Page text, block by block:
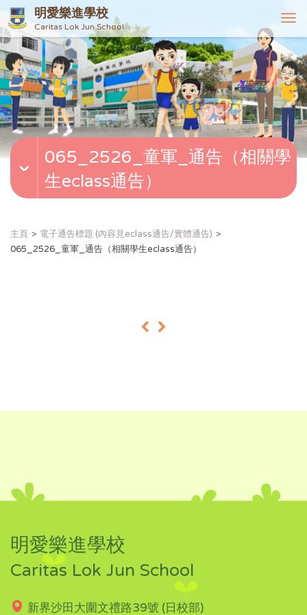
明愛樂進學校
Caritas Lok Jun School
T
o
g
g
l
e
n
v
i
065_2526_童軍_通告（相關學
生eclass通告）
主頁
電子通告標題 (內容見eclass通告/實體通告)
065_2526_童軍_通告（相關學生eclass通告）
« »
明愛樂進學校
Caritas Lok Jun School
新界沙田大圍文禮路39號 (日校部)